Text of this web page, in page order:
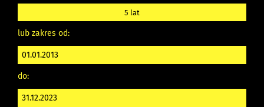
5 lat
lub zakres od:
do: